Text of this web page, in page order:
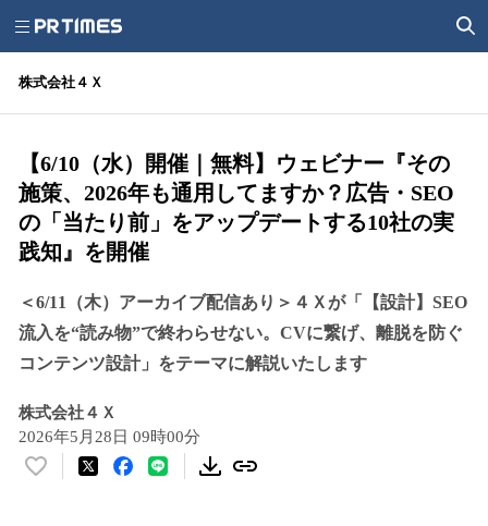
株式会社４Ｘ
【6/10（水）開催｜無料】ウェビナー『その
施策、2026年も通用してますか？広告・SEO
の「当たり前」をアップデートする10社の実
践知』を開催
＜6/11（木）アーカイブ配信あり＞４Ｘが「【設計】SEO
流入を“読み物”で終わらせない。CVに繋げ、離脱を防ぐ
コンテンツ設計」をテーマに解説いたします
株式会社４Ｘ
2026年5月28日 09時00分
い